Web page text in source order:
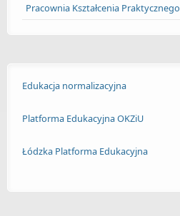
Pracownia Kształcenia Praktycznego
Edukacja normalizacyjna
Platforma Edukacyjna OKZiU
Łódzka Platforma Edukacyjna